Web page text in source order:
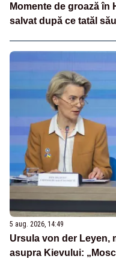
Momente de groază în
salvat după ce tatăl
5 aug. 2026, 14:49
Ursula von der Leyen,
asupra Kievului: